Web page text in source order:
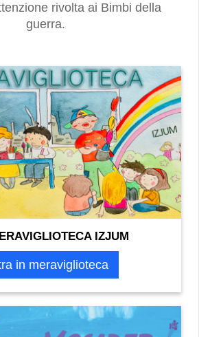
rivolta ai Bimbi della
guerra.
IZJUM
in meraviglioteca